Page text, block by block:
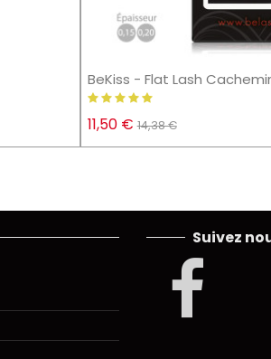
BeKiss - Flat Lash
11,50 €14,38 €
Suivez